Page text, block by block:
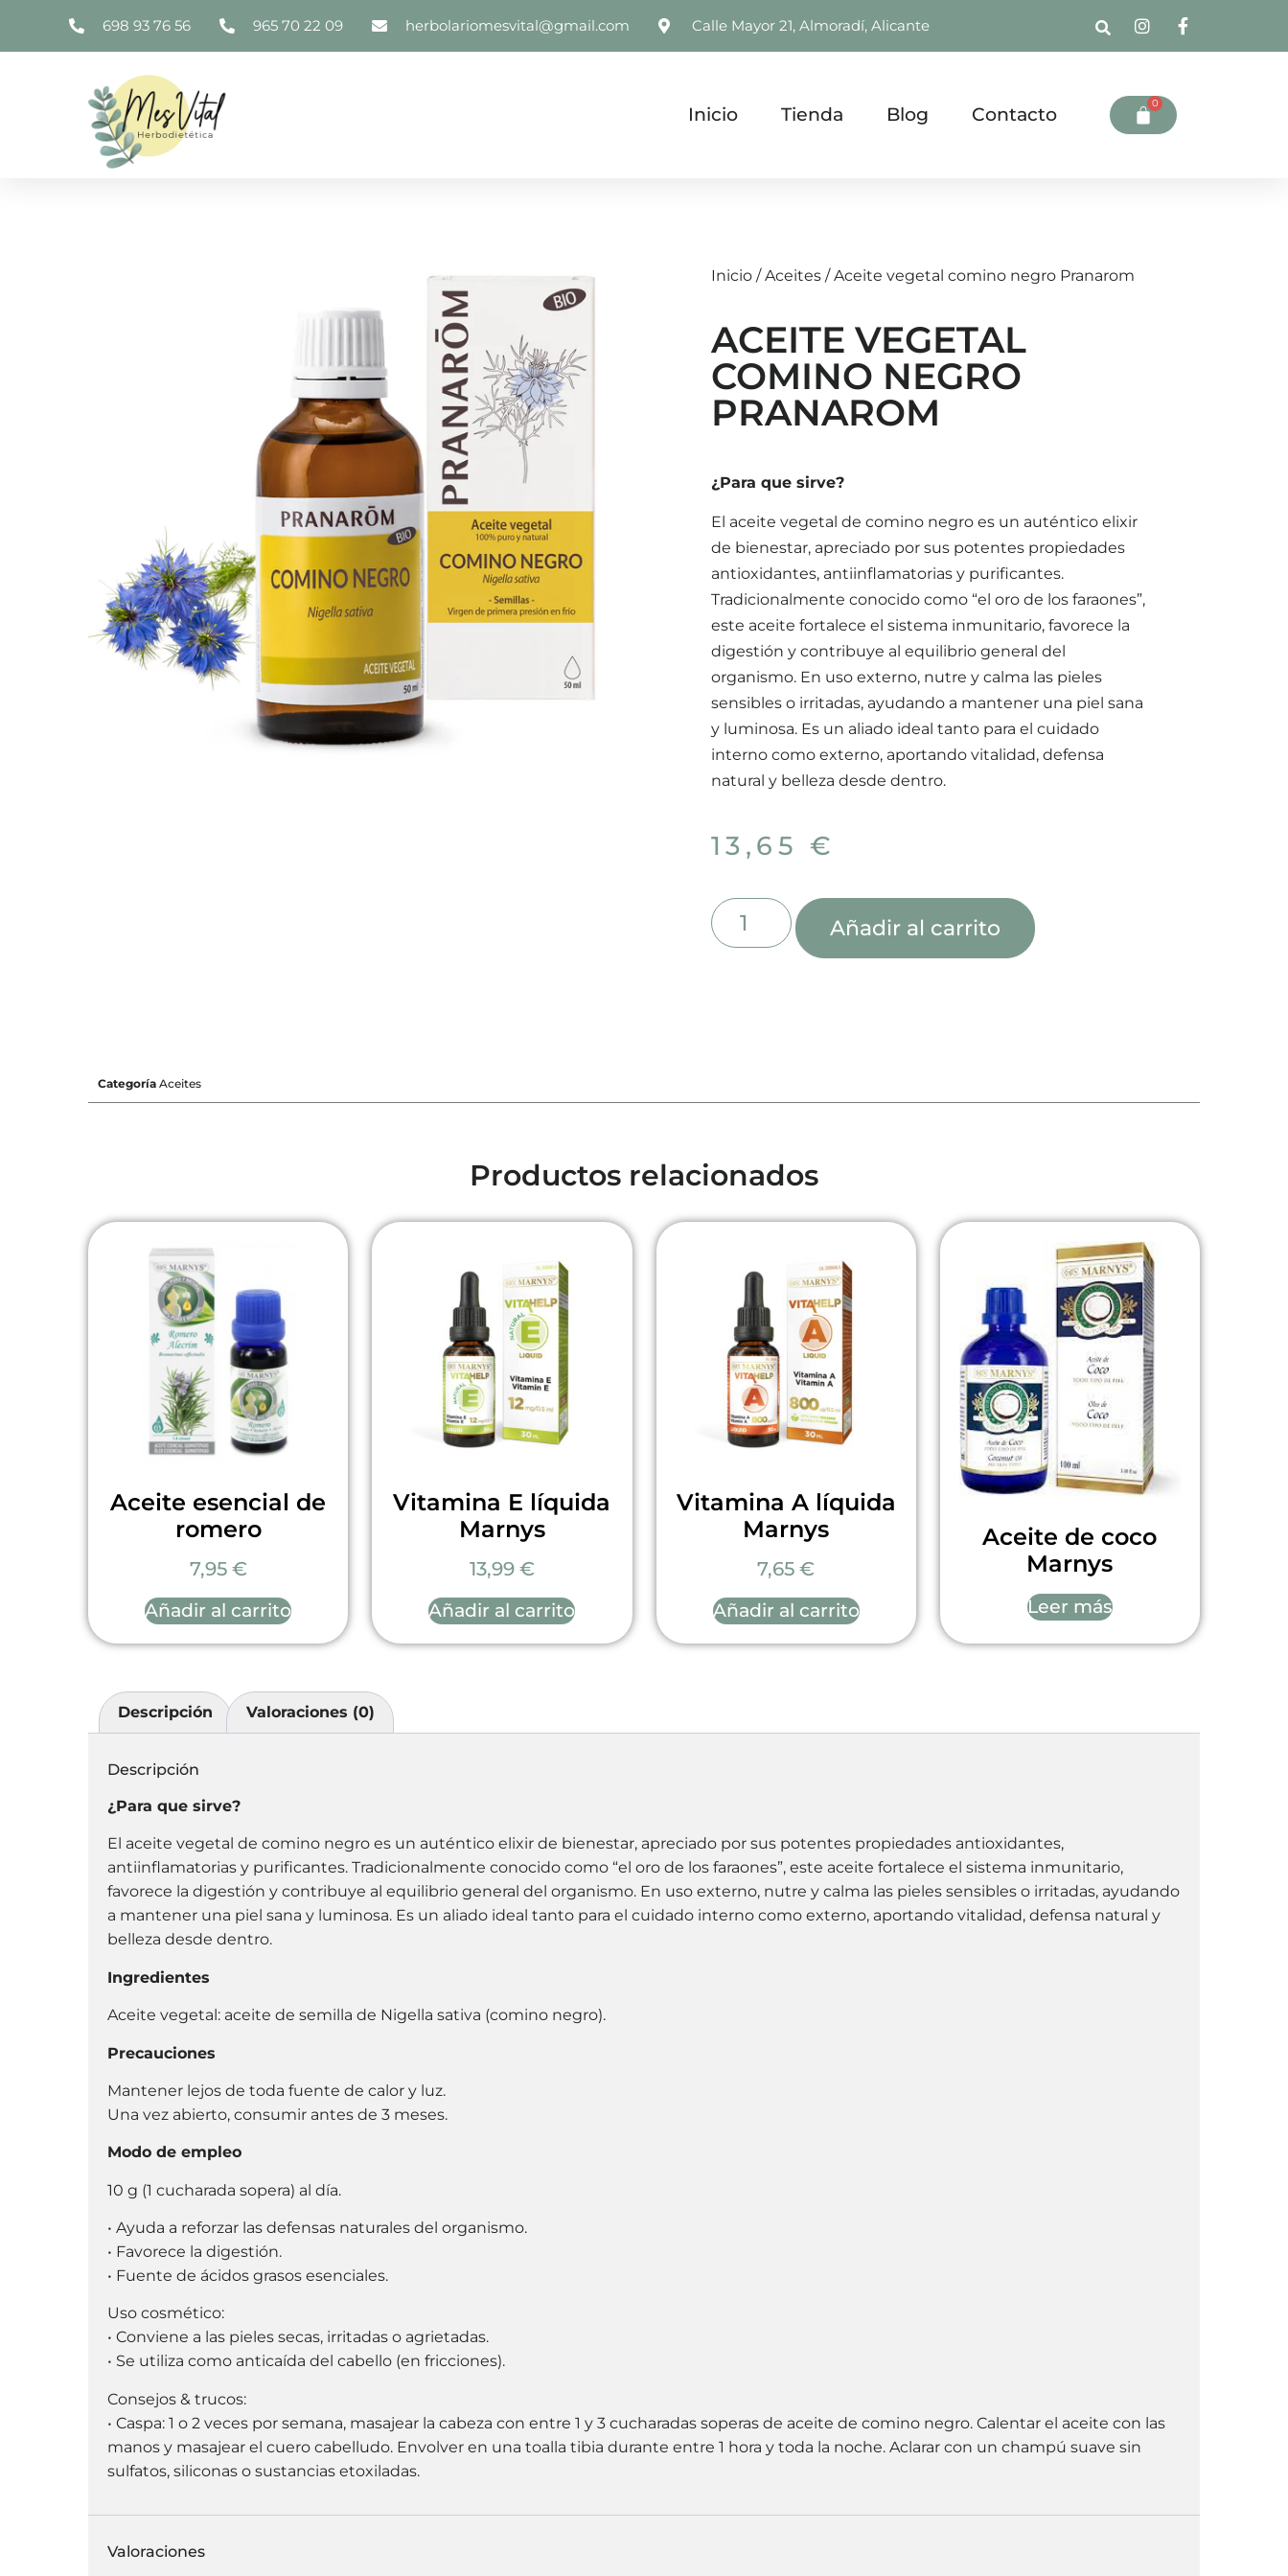
698 93 76 56 965 70 22 09 herbolariomesvital@gmail.com Calle Mayor 21, Almoradí, Alicante
Inicio Tienda Blog Contacto
0
Inicio /Aceites / Aceite vegetal comino negro Pranarom
ACEITE VEGETAL
COMINO NEGRO
PRANAROM
¿Para que sirve?
El aceite vegetal de comino negro es un auténtico elixir
de bienestar, apreciado por sus potentes propiedades
antioxidantes, antiinflamatorias y purificantes.
Tradicionalmente conocido como “el oro de los faraones”,
este aceite fortalece el sistema inmunitario, favorece la
digestión y contribuye al equilibrio general del
organismo. En uso externo, nutre y calma las pieles
sensibles o irritadas, ayudando a mantener una piel sana
y luminosa. Es un aliado ideal tanto para el cuidado
interno como externo, aportando vitalidad, defensa
natural y belleza desde dentro.
13,65€
Añadir al carrito
Categoría Aceites
Productos relacionados
Aceite esencial de
romero
7,95 €
Añadir al carrito
Vitamina E líquida
Marnys
13,99 €
Añadir al carrito
Vitamina A líquida
Marnys
7,65€
Añadir al carrito
Aceite de coco
Marnys
Leer más
Descripción Valoraciones (0)
Descripción
¿Para que sirve?
El aceite vegetal de comino negro es un auténtico elixir de bienestar, apreciado por sus potentes propiedades antioxidantes,
antiinflamatorias y purificantes. Tradicionalmente conocido como “el oro de los faraones”, este aceite fortalece el sistema inmunitario,
favorece la digestión y contribuye al equilibrio general del organismo. En uso externo, nutre y calma las pieles sensibles o irritadas, ayudando
a mantener una piel sana y luminosa. Es un aliado ideal tanto para el cuidado interno como externo, aportando vitalidad, defensa natural y
belleza desde dentro.
Ingredientes
Aceite vegetal: aceite de semilla de Nigella sativa (comino negro).
Precauciones
Mantener lejos de toda fuente de calor y luz.
Una vez abierto, consumir antes de 3 meses.
Modo de empleo
10 g (1 cucharada sopera) al día.
• Ayuda a reforzar las defensas naturales del organismo.
• Favorece la digestión.
• Fuente de ácidos grasos esenciales.
Uso cosmético:
• Conviene a las pieles secas, irritadas o agrietadas.
• Se utiliza como anticaída del cabello (en fricciones).
Consejos & trucos:
• Caspa: 1 o 2 veces por semana, masajear la cabeza con entre 1 y 3 cucharadas soperas de aceite de comino negro. Calentar el aceite con las
manos y masajear el cuero cabelludo. Envolver en una toalla tibia durante entre 1 hora y toda la noche. Aclarar con un champú suave sin
sulfatos, siliconas o sustancias etoxiladas.
Valoraciones